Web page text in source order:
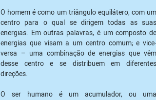
O homem é como um triângulo equilátero, com um
centro para o qual se dirigem todas as suas
energias. Em outras palavras, é um composto de
energias que visam a um centro comum; e vice-
versa – uma combinação de energias que vêm
desse centro e se distribuem em diferentes
direções.
O ser humano é um acumulador, ou uma